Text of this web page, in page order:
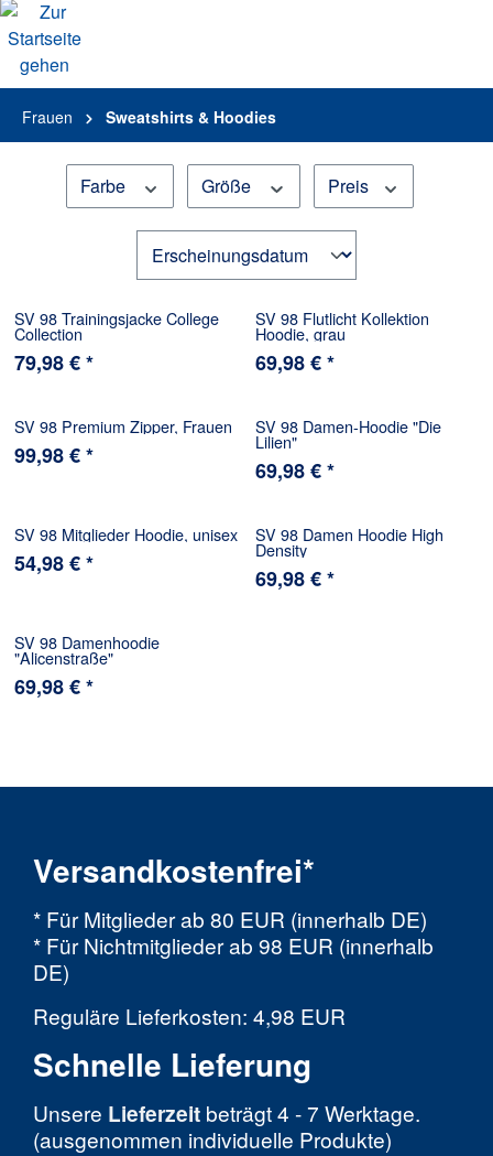
springen
Frauen Sweatshirts & Hoodies
Farbe Größe Preis
SV 98 Trainingsjacke College
Collection
79,98 € *
SV 98 Flutlicht Kollektion
Hoodie, grau
69,98 € *
SV 98 Premium Zipper, Frauen
99,98 € *
SV 98 Damen-Hoodie "Die
Lilien"
69,98 € *
SV 98 Mitglieder Hoodie, unisex
54,98 € *
SV 98 Damen Hoodie High
Density
69,98 € *
SV 98 Damenhoodie
"Alicenstraße"
69,98 € *
Versandkostenfrei*
* Für Mitglieder ab 80 EUR (innerhalb DE)
* Für Nichtmitglieder ab 98 EUR (innerhalb
DE)
Reguläre Lieferkosten: 4,98 EUR
Schnelle Lieferung
Unsere Lieferzeit beträgt 4 - 7 Werktage.
(ausgenommen individuelle Produkte)